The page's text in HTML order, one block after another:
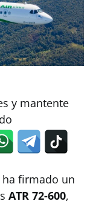
y mantente
ha firmado un
ATR 72-600,